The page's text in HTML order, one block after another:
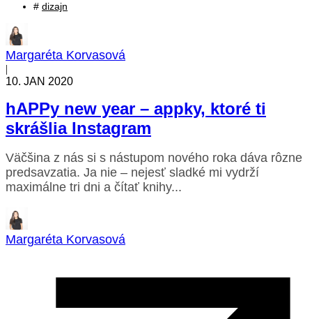
# dizajn
Margaréta Korvasová
|
10. JAN 2020
hAPPy new year – appky, ktoré ti
skrášlia Instagram
Väčšina z nás si s nástupom nového roka dáva rôzne
predsavzatia. Ja nie – nejesť sladké mi vydrží
maximálne tri dni a čítať knihy...
Margaréta Korvasová